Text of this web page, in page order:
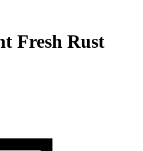
Fresh Rust